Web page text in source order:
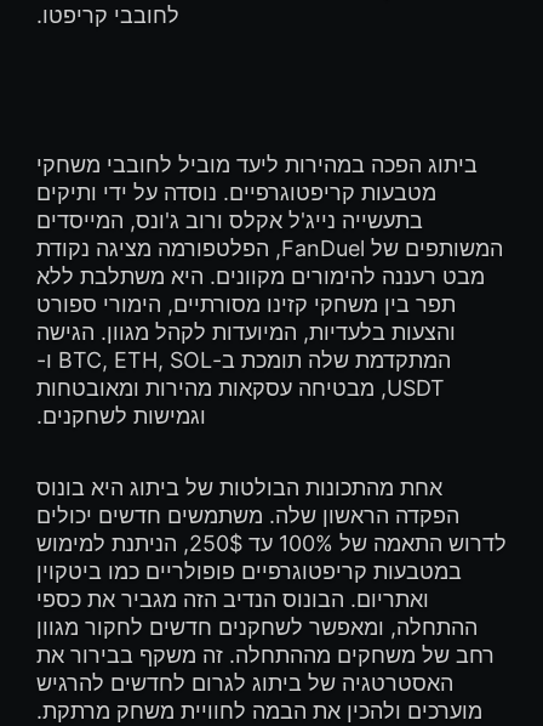
לחובבי קריפטו.
ביתוג הפכה במהירות ליעד מוביל לחובבי משחקי
מטבעות קריפטוגרפיים. נוסדה על ידי ותיקים
בתעשייה נייג'ל אקלס ורוב ג'ונס, המייסדים
המשותפים של FanDuel, הפלטפורמה מציגה נקודת
מבט רעננה להימורים מקוונים. היא משתלבת ללא
תפר בין משחקי קזינו מסורתיים, הימורי ספורט
והצעות בלעדיות, המיועדות לקהל מגוון. הגישה
המתקדמת שלה תומכת ב-BTC, ETH, SOL ו-
USDT, מבטיחה עסקאות מהירות ומאובטחות
וגמישות לשחקנים.
אחת מהתכונות הבולטות של ביתוג היא בונוס
הפקדה הראשון שלה. משתמשים חדשים יכולים
לדרוש התאמה של 100% עד 250$, הניתנת למימוש
במטבעות קריפטוגרפיים פופולריים כמו ביטקוין
ואתריום. הבונוס הנדיב הזה מגביר את כספי
ההתחלה, ומאפשר לשחקנים חדשים לחקור מגוון
רחב של משחקים מההתחלה. זה משקף בבירור את
האסטרטגיה של ביתוג לגרום לחדשים להרגיש
מוערכים ולהכין את הבמה לחוויית משחק מרתקת.